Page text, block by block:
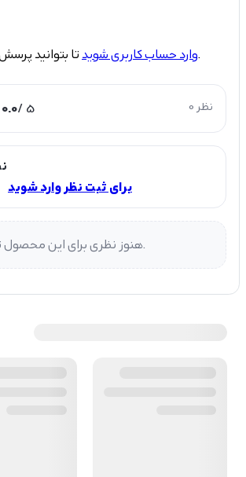
وارد حساب کاربری شویدتا بتوانید پرسش یا پاسخ ثبت کنید.
0.0/ 5 0 نظر
برای ثبت نظر وارد شوید
هنوز نظری برای این محصول ثبت نشده است.